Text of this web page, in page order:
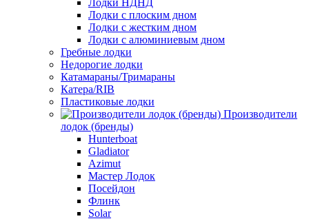
Лодки НДНД
Лодки с плоским дном
Лодки с жестким дном
Лодки с алюминиевым дном
Гребные лодки
Недорогие лодки
Катамараны/Тримараны
Катера/RIB
Пластиковые лодки
Производители
лодок (бренды)
Hunterboat
Gladiator
Azimut
Мастер Лодок
Посейдон
Флинк
Solar